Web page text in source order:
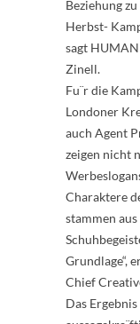
Beziehung
Herbst-
sagt
Zinell.
Fu¨r die
Londoner
auch Agent
zeigen nicht
Charaktere
stammen
Grundlage“,
Chief
Das